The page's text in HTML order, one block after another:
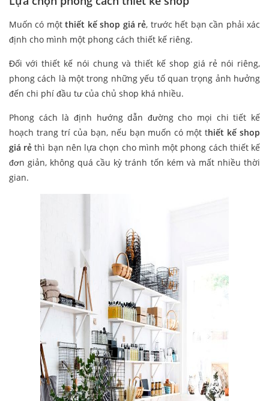
Muốn có mộtthiết kế shop giá rẻ, trước hết bạn cần phải xác
định cho mình một phong cách thiết kế riêng.
Đối với thiết kế nói chung và thiết kế shop giá rẻ nói riêng,
phong cách là một trong những yếu tố quan trọng ảnh hưởng
đến chi phí đầu tư của chủ shop khá nhiều.
Phong cách là định hướng dẫn đường cho mọi chi tiết kế
hoạch trang trí của bạn, nếu bạn muốn có một thiết kế shop
giá rẻ thì bạn nên lựa chọn cho mình một phong cách thiết kế
đơn giản, không quá cầu kỳ tránh tốn kém và mất nhiều thời
gian.